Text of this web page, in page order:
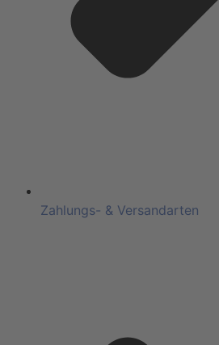
Zahlungs- & Versandarten